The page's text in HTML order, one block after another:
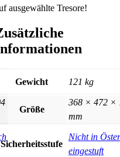
ausgewählte Tresore!
Gewicht 121 kg
Größe
368 × 472 ×
mm
Sicherheitsstufe
Nicht in
eingestuft